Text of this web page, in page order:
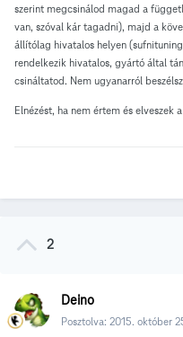
szerint megcsinálod magad a
van, szóval kár tagadni), majd a
állítólag hivatalos helyen
rendelkezik hivatalos, gyártó által
csináltatod. Nem ugyanarról
Elnézést, ha nem értem és elveszek
2
Deino
Posztolva: 2015. október